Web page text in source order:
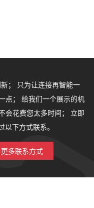
；
只为让连接再智能一
点；
给我们一个展示的机
会花费您太多时间；
立即
下方式联系。
更多联系方式